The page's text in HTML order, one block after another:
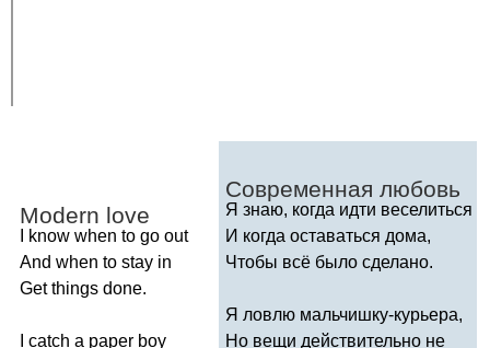
Modern love
know when to go out
And when to stay in
Get things done.
catch a paper boy
Современная любовь
Я знаю, когда идти веселиться
И когда оставаться дома,
Чтобы всё было сделано.
Я ловлю мальчишку-курьера,
Но вещи действительно не